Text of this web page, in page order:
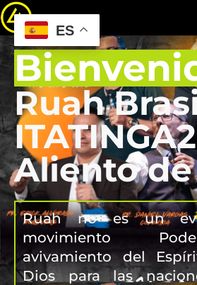
Ruah
Aliento
Ruah no es un
movimiento
avivamiento del
Dios para las
ES